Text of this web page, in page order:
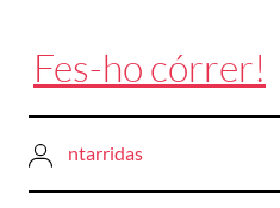
Fes-ho córrer!
ntarridas